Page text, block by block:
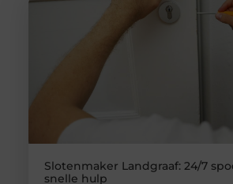
Slotenmaker Landgraaf: 24/7
snelle hulp